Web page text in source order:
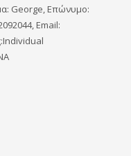
George, Επώνυμο:
Email: